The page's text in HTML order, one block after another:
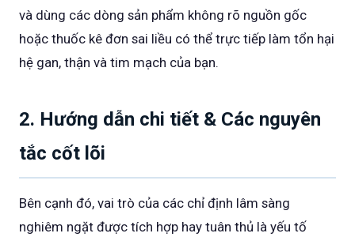
và dùng các dòng sản phẩm không rõ nguồn gốc
hoặc thuốc kê đơn sai liều có thể trực tiếp làm tổn hại
hệ gan, thận và tim mạch của bạn.
2. Hướng dẫn chi tiết & Các nguyên
tắc cốt lõi
Bên cạnh đó, vai trò của các chỉ định lâm sàng
nghiêm ngặt được tích hợp hay tuân thủ là yếu tố